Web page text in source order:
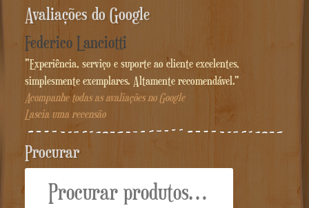
Avaliações do Google
Federico Lanciotti
"Experiência, serviço e suporte ao cliente excelentes,
simplesmente exemplares. Altamente recomendável."
Acompanhe todas as avaliações no Google
Lascia uma recensão
Procurar